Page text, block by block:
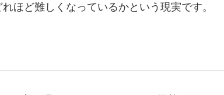
ほど難しくなっているかという現実です。